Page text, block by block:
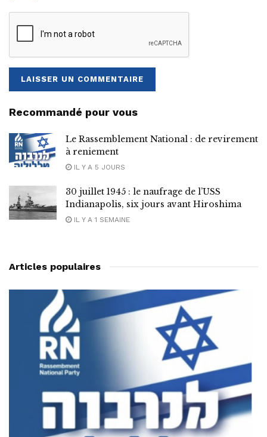
Recommandé pour vous
Le Rassemblement National : de revirement
à reniement
IL Y A 5 JOURS
30 juillet 1945 : le naufrage de l’USS
Indianapolis, six jours avant Hiroshima
IL Y A 1 SEMAINE
Articles populaires